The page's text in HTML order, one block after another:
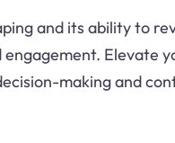
and its ability to
Elevate
making and